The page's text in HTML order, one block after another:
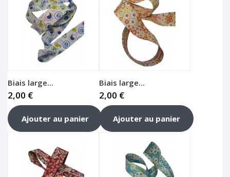
Biais large...
2,00 €
Ajouter au panier
Biais large...
2,00 €
Ajouter au panier